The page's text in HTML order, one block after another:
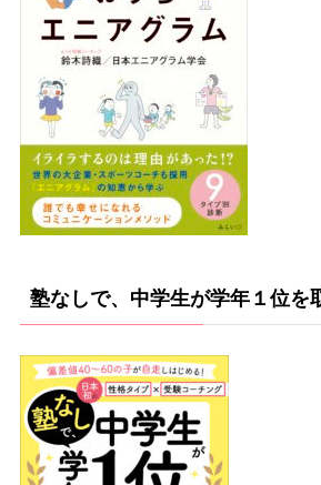
塾なしで、中学生が学年１位を